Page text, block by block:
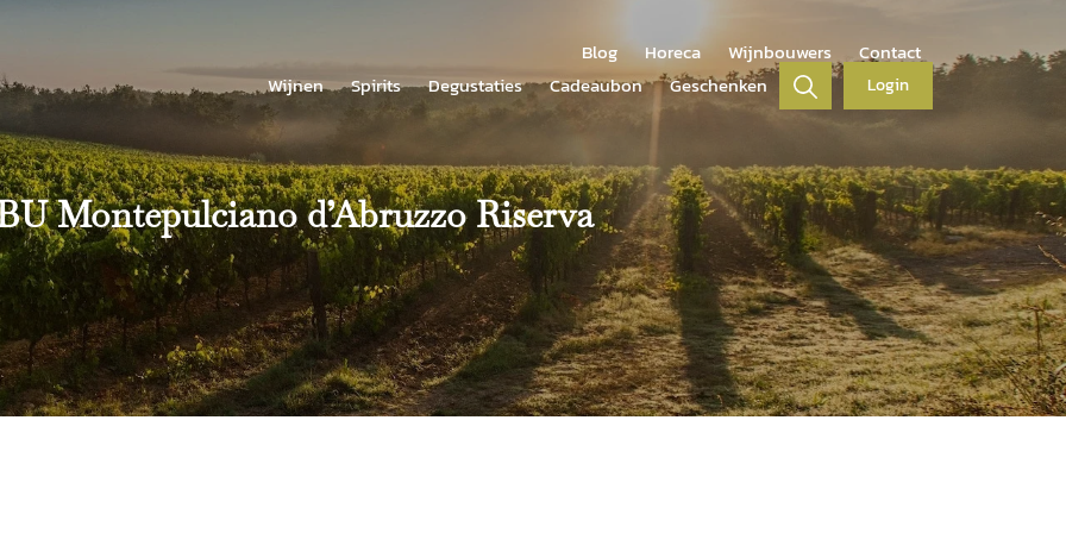
Blog Horeca Wijnbouwers
Contact
Wijnen
Spirits Degustaties Cadeaubon Geschenken Login
Montepulciano d’Abruzzo Riserva